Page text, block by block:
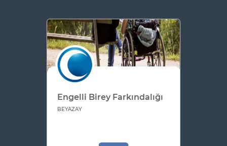
Engelli Birey Farkındalığı
BEYAZAY